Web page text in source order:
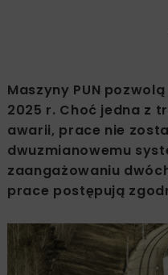
Maszyny PUN
2025 r. Choć jedna z
awarii, prace nie
dwuzmianowemu
zaangażowaniu
prace postępują